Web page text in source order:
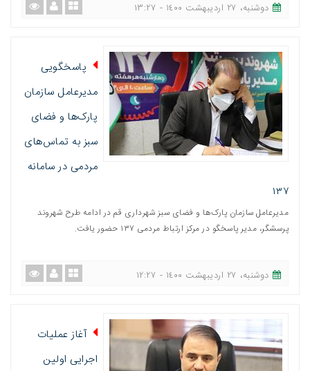
دوشنبه، ٢٧ اردیبهشت ١٤٠٠ - ١٣:٢٧
پاسخگویی
مدیرعامل سازمان
پارک‌ها و فضای
سبز به تماس‌های
مردمی در سامانه
۱۳۷
مدیرعامل سازمان پارک‌ها و فضای سبز شهرداری قم در ادامه طرح شهروند
پرسشگر، مدیر پاسخگو در مرکز ارتباط مردمی ١٣٧ حضور یافت.
دوشنبه، ٢٧ اردیبهشت ١٤٠٠ - ١٢:٢٧
آغاز عملیات
اجرایی اولین